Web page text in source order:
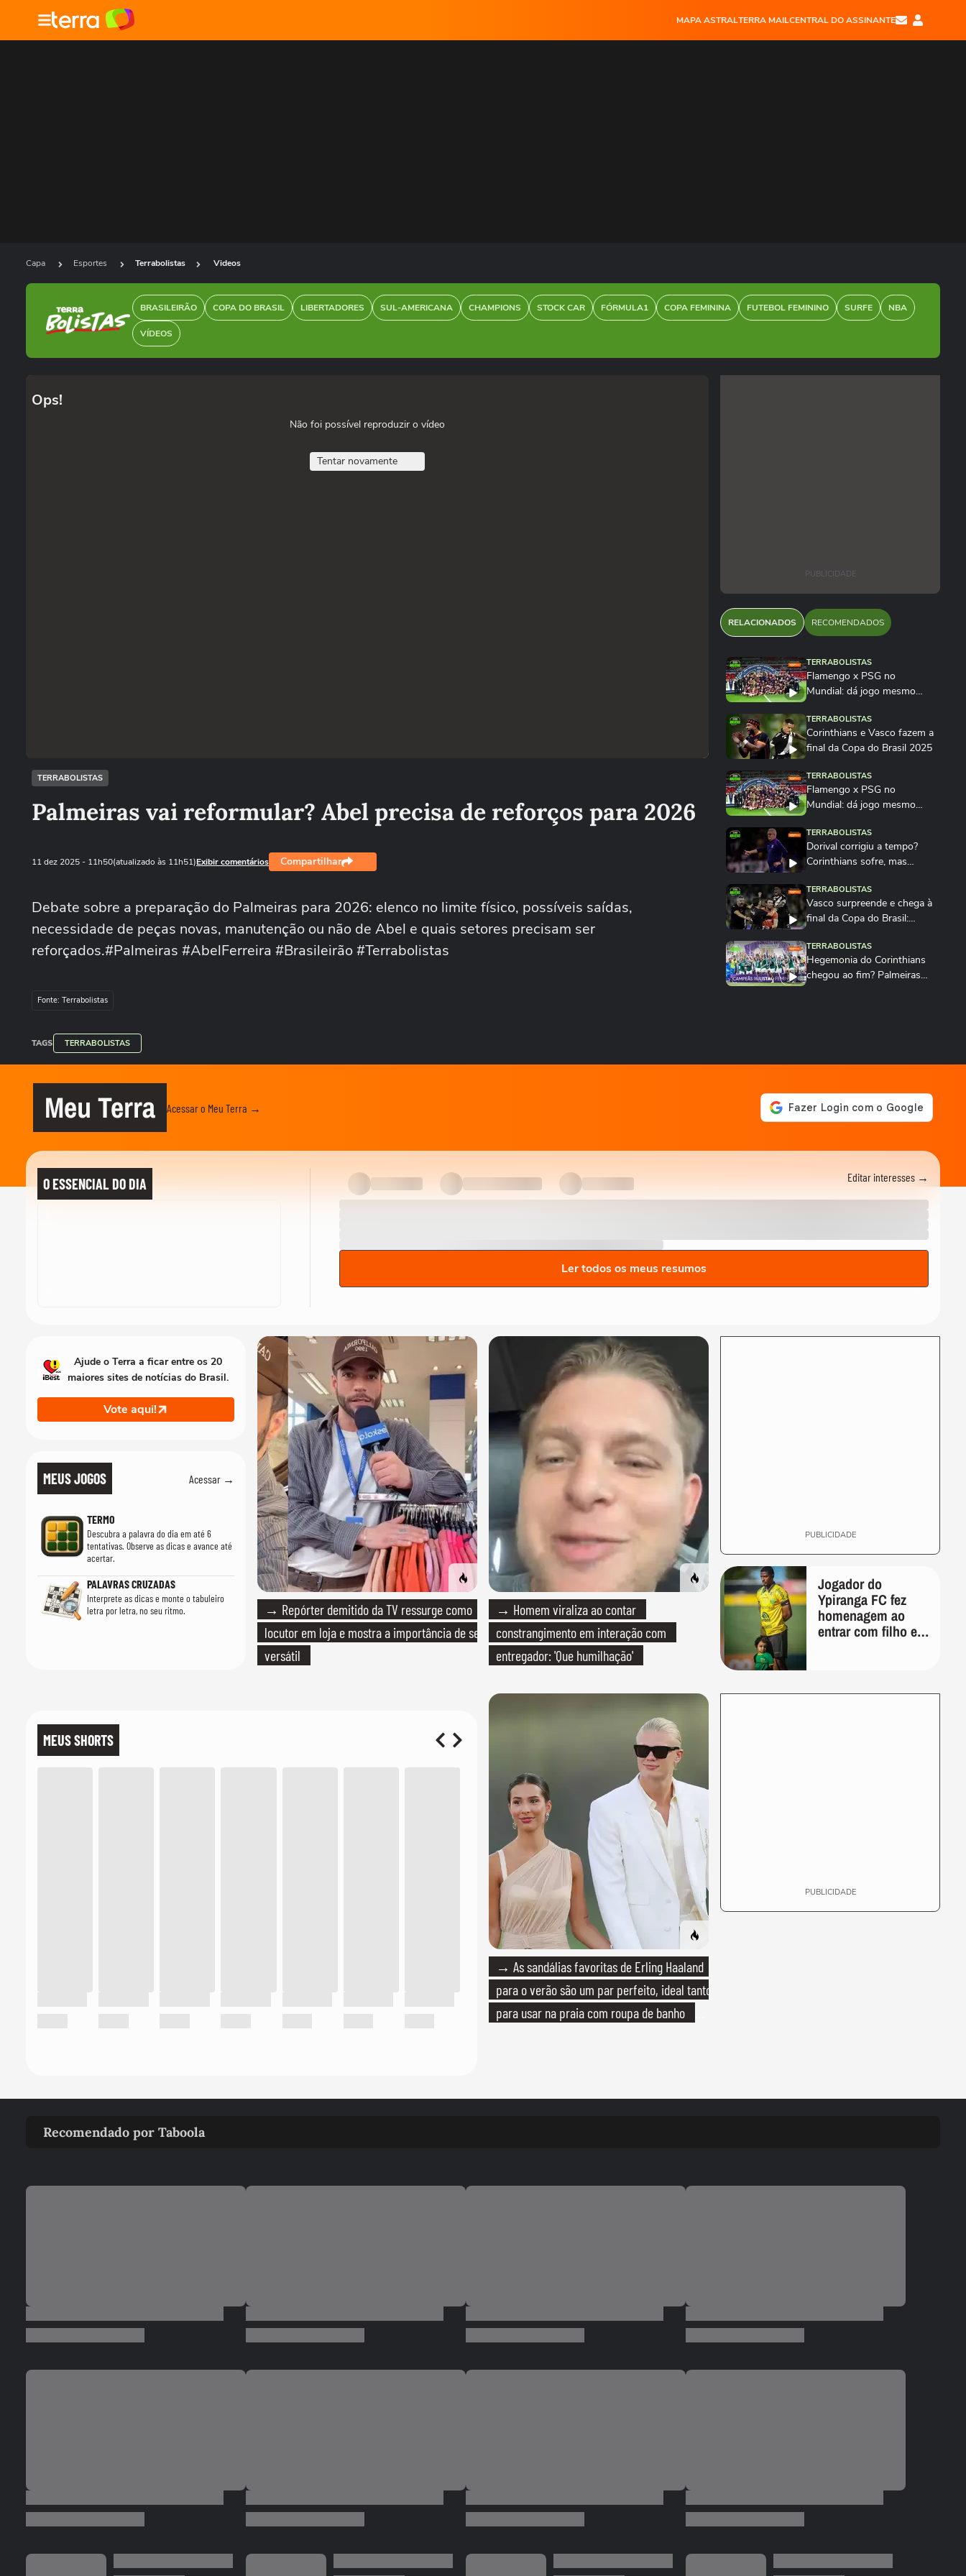
MAPA ASTRALTERRA MAILCENTRAL DO ASSINANTE
Capa Esportes Terrabolistas Videos
BRASILEIRÃO COPA DO BRASIL LIBERTADORES SUL-AMERICANA CHAMPIONS STOCK CAR FÓRMULA1 COPA FEMININA FUTEBOL FEMININO SURFE NBA
VÍDEOS
Ops!
Não foi possível reproduzir o vídeo
Tentar novamente
TERRABOLISTAS
Palmeiras vai reformular? Abel precisa de reforços para 2026
11 dez 2025- 11h50(atualizado às 11h51)Exibir comentários Compartilhar
Debate sobre a preparação do Palmeiras para 2026: elenco no limite físico, possíveis saídas,
necessidade de peças novas, manutenção ou não de Abel e quais setores precisam ser
reforçados.#Palmeiras #AbelFerreira #Brasileirão #Terrabolistas
Fonte: Terrabolistas
TAGS TERRABOLISTAS
PUBLICIDADE
RELACIONADOS RECOMENDADOS
TERRABOLISTAS
Flamengo x PSG no
Mundial: dá jogo mesmo
TERRABOLISTAS
Corinthians e Vasco fazem a
final da Copa do Brasil 2025
TERRABOLISTAS
Flamengo x PSG no
Mundial: dá jogo mesmo
TERRABOLISTAS
Dorival corrigiu a tempo?
Corinthians sofre, mas
TERRABOLISTAS
Vasco surpreende e chega à
final da Copa do Brasil:
TERRABOLISTAS
Hegemonia do Corinthians
chegou ao fim? Palmeiras
para 2026
TERRABOLISTAS
TERRABOLISTAS
Flamengo conquista nono
Campeonato Brasileiro
Alemanha passa fácil?
TERRABOLISTAS
Meu Terra Acessar o Meu Terra →
O ESSENCIAL DO DIA Editar interesses →
Ler todos os meus resumos
MEUS JOGOS Acessar →
TERMO
Descubra a palavra do dia em até 6
tentativas. Observe as dicas e avance até
acertar.
PALAVRAS CRUZADAS
Interprete as dicas e monte o tabuleiro
letra por letra, no seu ritmo.
→ Repórter demitido da TV ressurge como
locutor em loja e mostra a importância de ser
versátil
→ Homem viraliza ao contar
constrangimento em interação com
entregador: 'Que humilhação'
PUBLICIDADE
→ As sandálias favoritas de Erling Haaland
para o verão são um par perfeito, ideal tanto
para usar na praia com roupa de banho
Jogador do
Ypiranga FC fez
homenagem ao
entrar com filho em
MEUS SHORTS
PUBLICIDADE
Ajude o Terra a ficar entre os 20
maiores sites de notícias do Brasil.
Vote aqui!
Recomendado por Taboola